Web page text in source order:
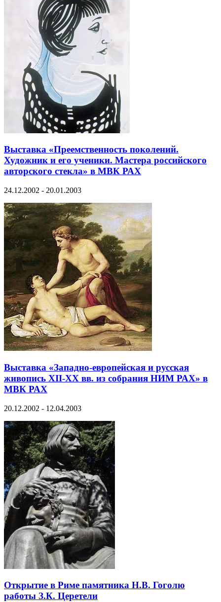
Выставка «Преемственность поколений.
Художник и его ученики. Мастера российского
авторского стекла» в МВК РАХ
24.12.2002 - 20.01.2003
Выставка «Западно-европейская и русская
живопись XII-XX вв. из собрания НИМ РАХ» в
МВК РАХ
20.12.2002 - 12.04.2003
Открытие в Риме памятника Н.В. Гоголю
работы З.К. Церетели